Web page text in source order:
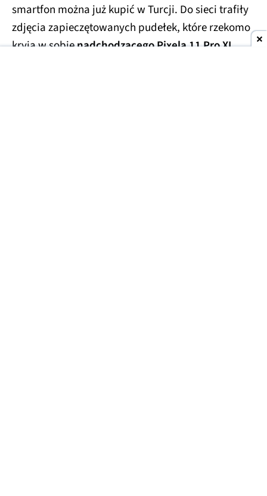
smartfon można już kupić w Turcji. Do sieci trafiły
zdjęcia zapieczętowanych pudełek, które rzekomo
kryją w sobienadchodzącego Pixela 11 Pro XL.